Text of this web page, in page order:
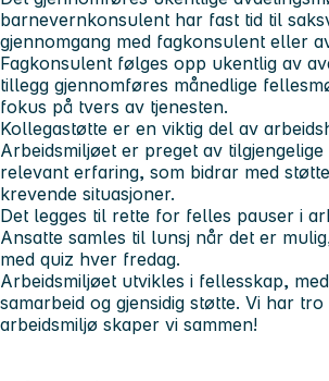
barnevernkonsulent har fast tid til
gjennomgang med fagkonsulent eller
Fagkonsulent følges opp ukentlig av
tillegg gjennomføres månedlige
fokus på tvers av tjenesten.
Kollegastøtte er en viktig del av
Arbeidsmiljøet er preget av
relevant erfaring, som bidrar med
krevende situasjoner.
Det legges til rette for felles pauser i
Ansatte samles til lunsj når det er
med quiz hver fredag.
Arbeidsmiljøet utvikles i fellesskap,
samarbeid og gjensidig støtte. Vi har
arbeidsmiljø skaper vi sammen!